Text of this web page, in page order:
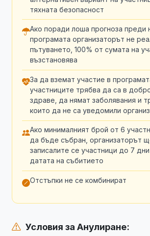
тяхната безопасност
Ако поради лоша прогноза преди
програмата организаторът не
пътуването, 100% от сумата на
възстановява
За да вземат участие в
участниците трябва да са в
здраве, да нямат заболявания и
които да не са уведомили
Ако минималният брой от 6
да бъде събран, организаторът
записалите се участници до 7
датата на събитието
Отстъпки не се комбинират
Условия за Анулиране: